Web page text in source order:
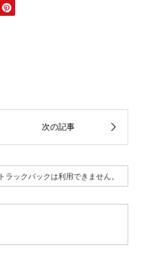
トラックバックは利用できません。